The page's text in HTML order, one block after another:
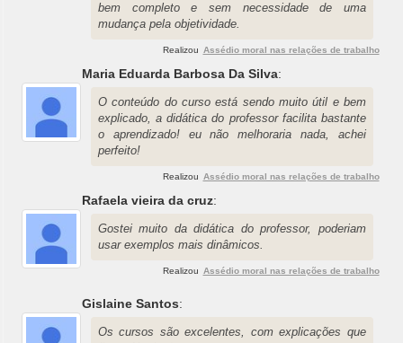
bem completo e sem necessidade de uma
mudança pela objetividade.
Realizou Assédio moral nas relações de trabalho
Maria Eduarda Barbosa Da Silva:
O conteúdo do curso está sendo muito útil e bem
explicado, a didática do professor facilita bastante
o aprendizado! eu não melhoraria nada, achei
perfeito!
Realizou Assédio moral nas relações de trabalho
Rafaela vieira da cruz:
Gostei muito da didática do professor, poderiam
usar exemplos mais dinâmicos.
Realizou Assédio moral nas relações de trabalho
Gislaine Santos:
Os cursos são excelentes, com explicações que